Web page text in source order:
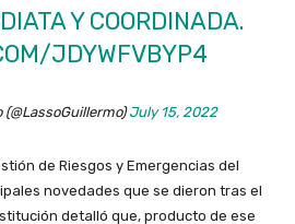
Y COORDINADA.
JDYWFVBYP4
July 15, 2022
de Riesgos y Emergencias del
novedades que se dieron tras el
detalló que, producto de ese